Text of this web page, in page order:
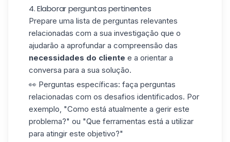
4. Elaborar perguntas pertinentes
Prepare uma lista de perguntas relevantes
relacionadas com a sua investigação que o
ajudarão a aprofundar a compreensão das
necessidades do cliente e a orientar a
conversa para a sua solução.
👀 Perguntas específicas: faça perguntas
relacionadas com os desafios identificados. Por
exemplo, "Como está atualmente a gerir este
problema?" ou "Que ferramentas está a utilizar
para atingir este objetivo?"